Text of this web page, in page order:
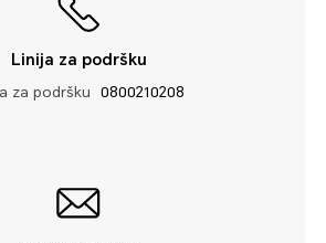
Linija za podršku
za podršku 0800210208